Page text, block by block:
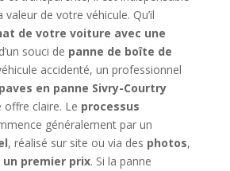
de votre véhicule. Qu’il
de votre voiture avec une
souci de panne de boîte de
accidenté, un professionnel
en panne Sivry-Courtry
claire. Le processus
généralement par un
, réalisé sur site ou via des photos,
un premier prix. Si la panne